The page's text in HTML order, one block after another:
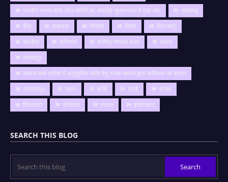
रायसेन तात्या मामा भील जयंती का समारोह सुल्तानगंज में रखा गया
राहतगढ़
रीवा
लखनऊ विदिशा विदेश
विलासपुर
शहडोल
श्रीनगर श्रीमद् भागवत कथा
सतना
सतलापुर
समस्त मध्य प्रदेश मै अनुसूचित जाति हेतु रजक समाज द्वारा कमिश्नर को ज्ञापन
सलामतपुर
सागर साँची सांची
सांचेत
सिलवानी
सोनीपत स्वस्थ होशंगाबाद
SEARCH THIS BLOG